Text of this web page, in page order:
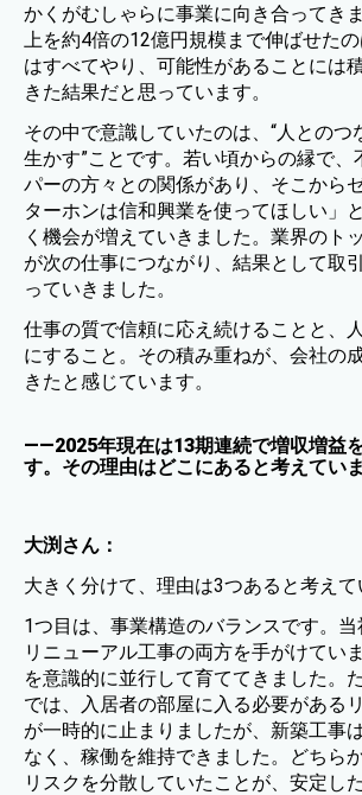
かくがむしゃらに事業に向き合ってき
上を約4倍の12億円規模まで伸ばせた
はすべてやり、可能性があることには
きた結果だと思っています。
その中で意識していたのは、“人とのつ
生かす”ことです。若い頃からの縁で、
パーの方々との関係があり、そこから
ターホンは信和興業を使ってほしい」
く機会が増えていきました。業界のト
が次の仕事につながり、結果として取
っていきました。
仕事の質で信頼に応え続けることと、
にすること。その積み重ねが、会社の
きたと感じています。
——2025年現在は13期連続で増収増益
す。その理由はどこにあると考えていま
大渕さん：
大きく分けて、理由は3つあると考えて
1つ目は、事業構造のバランスです。当
リニューアル工事の両方を手がけてい
を意識的に並行して育ててきました。
では、入居者の部屋に入る必要がある
が一時的に止まりましたが、新築工事
なく、稼働を維持できました。どちら
リスクを分散していたことが、安定し